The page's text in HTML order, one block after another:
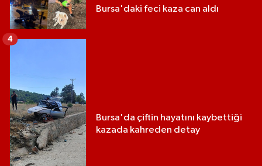
Bursa'daki feci kaza can aldı
Bursa'da çiftin hayatını kaybettiği
kazada kahreden detay
4